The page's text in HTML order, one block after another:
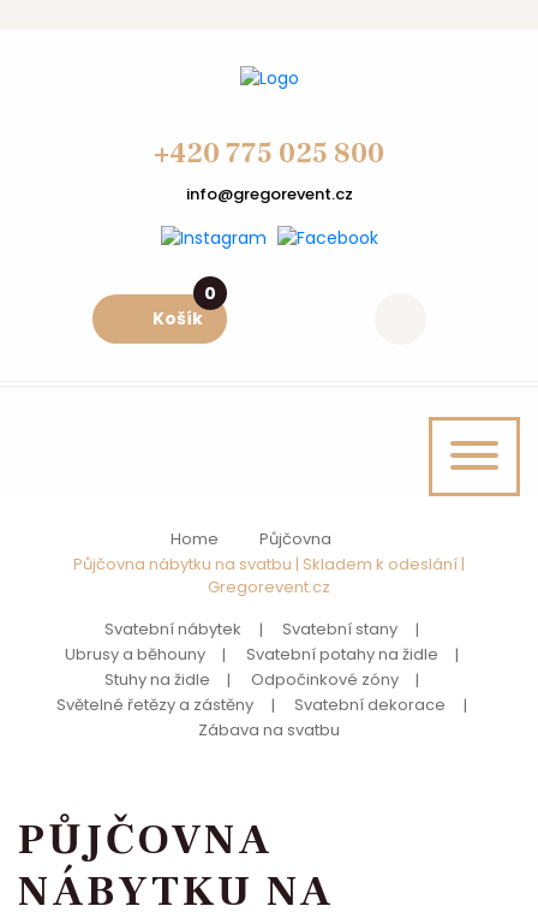
+420 775 025 800
info@gregorevent.cz
Košík
0
Home
Půjčovna
Půjčovna nábytku na svatbu | Skladem k odeslání |
Gregorevent.cz
Svatební nábytek
Svatební stany
Ubrusy a běhouny
Svatební potahy na židle
Stuhy na židle
Odpočinkové zóny
Světelné řetězy a zástěny
Svatební dekorace
Zábava na svatbu
PŮJČOVNA
NÁBYTKU NA